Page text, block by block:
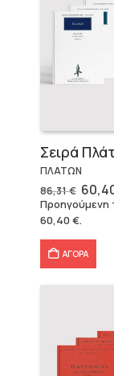
ΠΛΑΤΩΝ
86,31€
price
was:
86,31
Προηγούμενη
60,40€.
ΑΓΟΡΑ